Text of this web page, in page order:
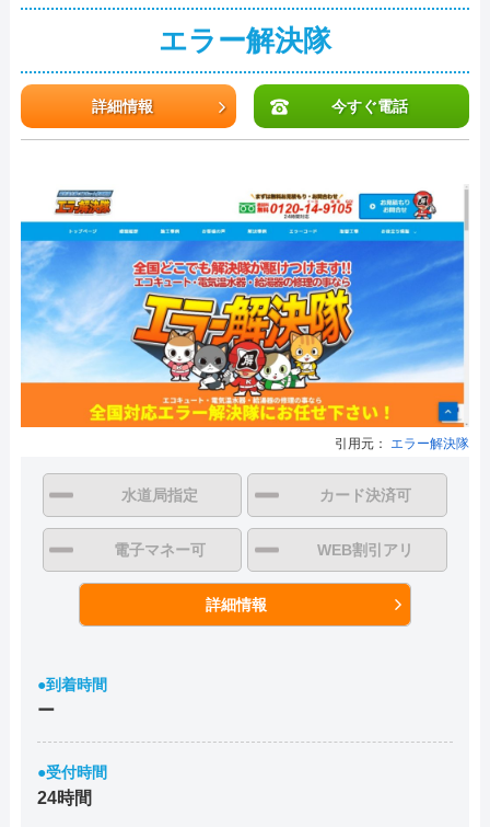
エラー解決隊
詳細情報 今すぐ電話
引用元： エラー解決隊
水道局指定 カード決済可
電子マネー可 WEB割引アリ
詳細情報
●到着時間
ー
●受付時間
24時間